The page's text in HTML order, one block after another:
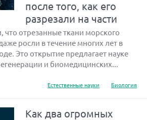
после того, как его
разрезали на части
отрезанные ткани морского
росли в течение многих лет в
Это открытие предлагает науке
и биомедицинских...
Естественные науки
Биология
Как два огромных